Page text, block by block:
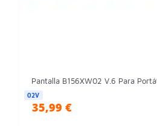
Pantalla B156XW02 V.6 Para
02V
35,99 €